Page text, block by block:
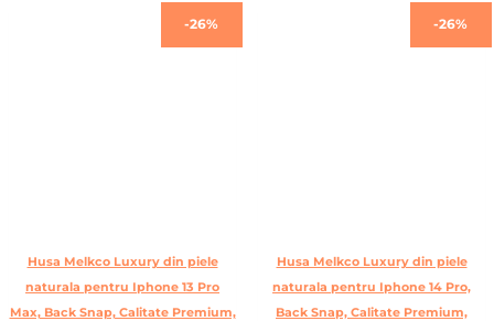
-26%
Husa Melkco Luxury din piele
naturala pentru Iphone 13 Pro
Max, Back Snap, Calitate Premium,
Prețul
-26%
Husa Melkco Luxury din piele
naturala pentru Iphone 14 Pro,
Back Snap, Calitate Premium,
Prețul